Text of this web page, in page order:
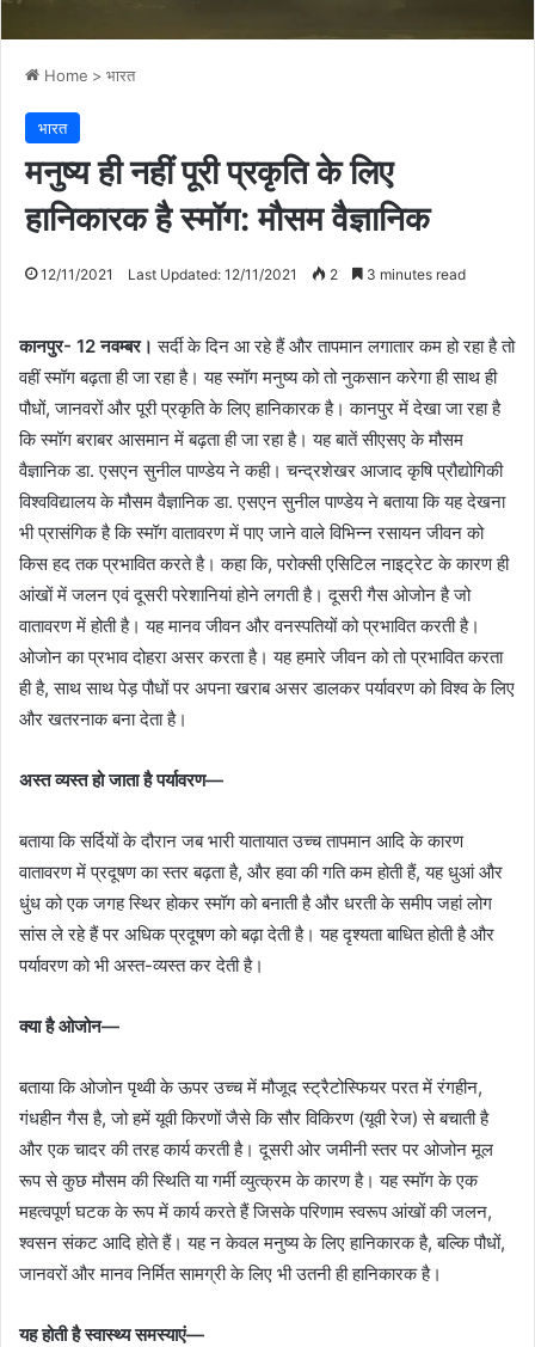
Home > भारत
भारत
मनुष्य ही नहीं पूरी प्रकृति के लिए
हानिकारक है स्मॉग: मौसम वैज्ञानिक
12/11/2021 Last Updated: 12/11/2021 2 3 minutes read
कानपुर- 12 नवम्बर। सर्दी के दिन आ रहे हैं और तापमान लगातार कम हो रहा है तो
वहीं स्मॉग बढ़ता ही जा रहा है। यह स्मॉग मनुष्य को तो नुकसान करेगा ही साथ ही
पौधों, जानवरों और पूरी प्रकृति के लिए हानिकारक है। कानपुर में देखा जा रहा है
कि स्मॉग बराबर आसमान में बढ़ता ही जा रहा है। यह बातें सीएसए के मौसम
वैज्ञानिक डा. एसएन सुनील पाण्डेय ने कही। चन्द्रशेखर आजाद कृषि प्रौद्योगिकी
विश्वविद्यालय के मौसम वैज्ञानिक डा. एसएन सुनील पाण्डेय ने बताया कि यह देखना
भी प्रासंगिक है कि स्मॉग वातावरण में पाए जाने वाले विभिन्न रसायन जीवन को
किस हद तक प्रभावित करते है। कहा कि, परोक्सी एसिटिल नाइट्रेट के कारण ही
आंखों में जलन एवं दूसरी परेशानियां होने लगती है। दूसरी गैस ओजोन है जो
वातावरण में होती है। यह मानव जीवन और वनस्पतियों को प्रभावित करती है।
ओजोन का प्रभाव दोहरा असर करता है। यह हमारे जीवन को तो प्रभावित करता
ही है, साथ साथ पेड़ पौधों पर अपना खराब असर डालकर पर्यावरण को विश्व के लिए
और खतरनाक बना देता है।
अस्त व्यस्त हो जाता है पर्यावरण—
बताया कि सर्दियों के दौरान जब भारी यातायात उच्च तापमान आदि के कारण
वातावरण में प्रदूषण का स्तर बढ़ता है, और हवा की गति कम होती हैं, यह धुआं और
धुंध को एक जगह स्थिर होकर स्मॉग को बनाती है और धरती के समीप जहां लोग
सांस ले रहे हैं पर अधिक प्रदूषण को बढ़ा देती है। यह दृश्यता बाधित होती है और
पर्यावरण को भी अस्त-व्यस्त कर देती है।
क्या है ओजोन—
बताया कि ओजोन पृथ्वी के ऊपर उच्च में मौजूद स्ट्रैटोस्फियर परत में रंगहीन,
गंधहीन गैस है, जो हमें यूवी किरणों जैसे कि सौर विकिरण (यूवी रेज) से बचाती है
और एक चादर की तरह कार्य करती है। दूसरी ओर जमीनी स्तर पर ओजोन मूल
रूप से कुछ मौसम की स्थिति या गर्मी व्युत्क्रम के कारण है। यह स्मॉग के एक
महत्वपूर्ण घटक के रूप में कार्य करते हैं जिसके परिणाम स्वरूप आंखों की जलन,
श्वसन संकट आदि होते हैं। यह न केवल मनुष्य के लिए हानिकारक है, बल्कि पौधों,
जानवरों और मानव निर्मित सामग्री के लिए भी उतनी ही हानिकारक है।
यह होती है स्वास्थ्य समस्याएं—